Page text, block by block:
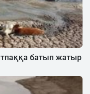
батып жатыр